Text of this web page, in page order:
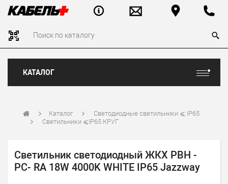
КАТАЛОГ
Каталог
Светодиодные светильники ⩽ IP65
Светильники ⩽IP65 КРУГ
Светильник светодиодный ЖКХ PBH -
PC- RA 18W 4000K WHITE IP65 Jazzway